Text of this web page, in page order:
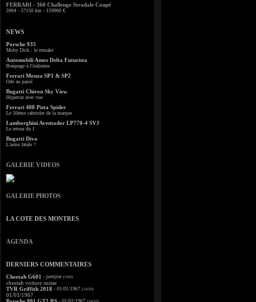
FERRARI - 360 Challenge Stradale Coupé
2004 - 57150 km - 159900 €
NEWS
Porsche 935
Moby Dick : le remake
Automobili Amos Delta Futurista
Braquage à l'italienne
Ferrari Monza SP1 & SP2
Ode au passé
Bugatti Chiron Sky View
Hypercar avec vue
Ferrari 488 Pista Spider
Le 50ème cabriolet de la marque
Lamborghini Aventador LP770-4 SVJ
Le retour du J
Bugatti Divo
L'arme fatale ?
GALERIE VIDEOS
GALERIE PHOTOS
LA COTE DES MONTRES
AGENDA
DERNIERS COMMENTAIRES
Cheetah G601 - jamijoe (5/04)
cheetah voiture suisse
TVR Griffith 2018 - 01/01/1967 (14/10)
01/01/1967
- 01/01/1967